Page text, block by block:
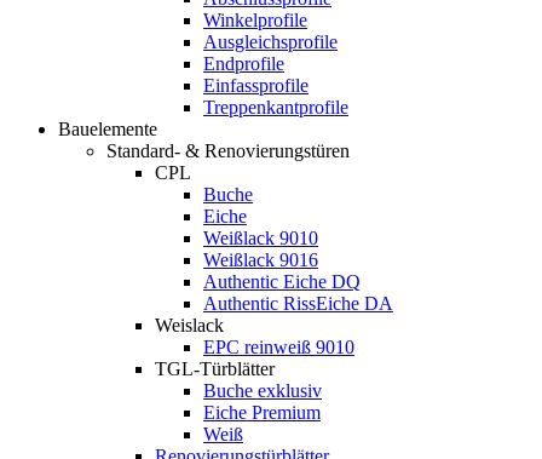
Winkelprofile
Ausgleichsprofile
Endprofile
Einfassprofile
Treppenkantprofile
Bauelemente
Standard- & Renovierungstüren
CPL
Buche
Eiche
Weißlack 9010
Weißlack 9016
Authentic Eiche DQ
Authentic RissEiche DA
Weislack
EPC reinweiß 9010
TGL-Türblätter
Buche exklusiv
Eiche Premium
Weiß